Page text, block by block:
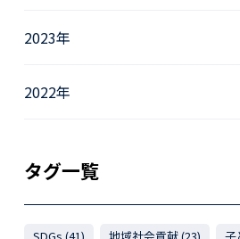
2023年
2022年
タグ一覧